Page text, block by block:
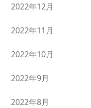
2022年12月
2022年11月
2022年10月
2022年9月
2022年8月